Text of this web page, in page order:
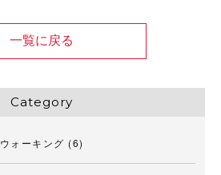
一覧に戻る
Category
ウォーキング (6)